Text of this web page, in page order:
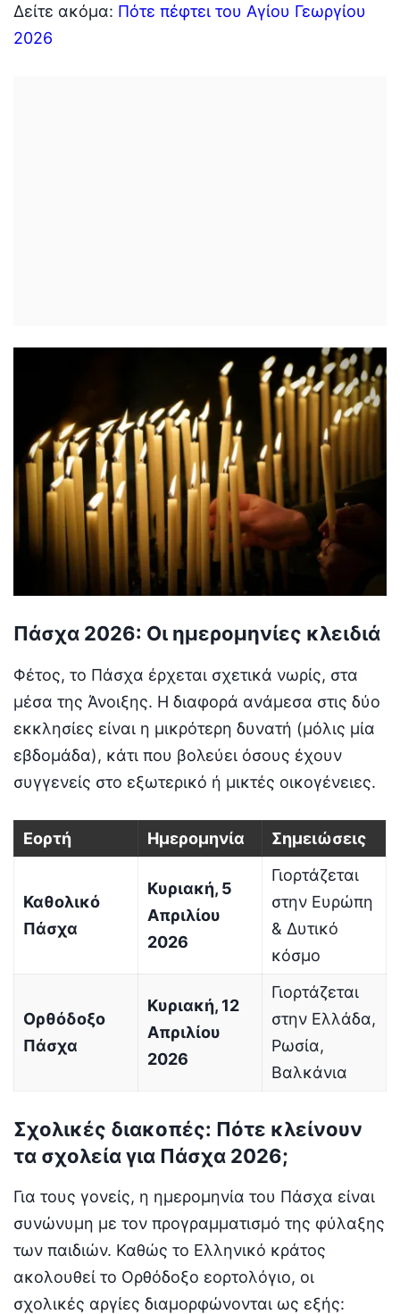
Δείτε ακόμα: Πότε πέφτει του Αγίου Γεωργίου
2026
Πάσχα 2026: Οι ημερομηνίες κλειδιά
Φέτος, το Πάσχα έρχεται σχετικά νωρίς, στα
μέσα της Άνοιξης. Η διαφορά ανάμεσα στις δύο
εκκλησίες είναι η μικρότερη δυνατή (μόλις μία
εβδομάδα), κάτι που βολεύει όσους έχουν
συγγενείς στο εξωτερικό ή μικτές οικογένειες.
Εορτή Ημερομηνία Σημειώσεις
Καθολικό
Πάσχα
Κυριακή, 5
Απριλίου
2026
Γιορτάζεται
στην Ευρώπη
& Δυτικό
κόσμο
Ορθόδοξο
Πάσχα
Κυριακή, 12
Απριλίου
2026
Γιορτάζεται
στην Ελλάδα,
Ρωσία,
Βαλκάνια
Σχολικές διακοπές: Πότε κλείνουν
τα σχολεία για Πάσχα 2026;
Για τους γονείς, η ημερομηνία του Πάσχα είναι
συνώνυμη με τον προγραμματισμό της φύλαξης
των παιδιών. Καθώς το Ελληνικό κράτος
ακολουθεί το Ορθόδοξο εορτολόγιο, οι
σχολικές αργίες διαμορφώνονται ως εξής: